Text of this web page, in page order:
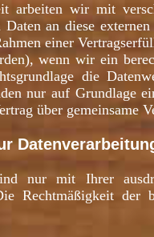
arbeiten wir mit
an diese
einer
wenn wir ein
die
nur auf Grundlage
über gemeinsame
nur mit Ihrer
Rechtmäßigkeit